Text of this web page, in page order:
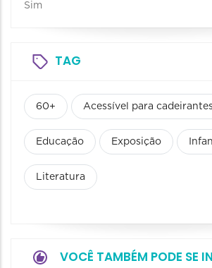
Sim
TAG
60+ Acessível para
Educação Exposição
Literatura
VOCÊ TAMBÉM PODE SE